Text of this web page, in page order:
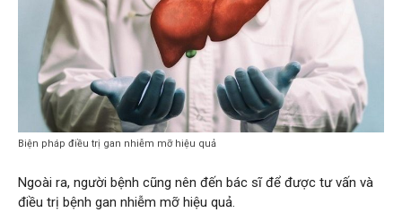
Biện pháp điều trị gan nhiễm mỡ hiệu quả
Ngoài ra, người bệnh cũng nên đến bác sĩ để được tư vấn và
điều trị bệnh gan nhiễm mỡ hiệu quả.